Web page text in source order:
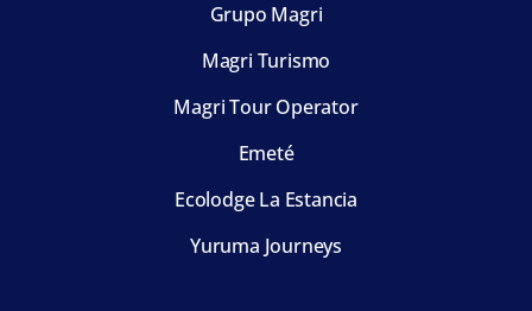
Grupo Magri
Magri Turismo
Magri Tour Operator
Emeté
Ecolodge La Estancia
Yuruma Journeys